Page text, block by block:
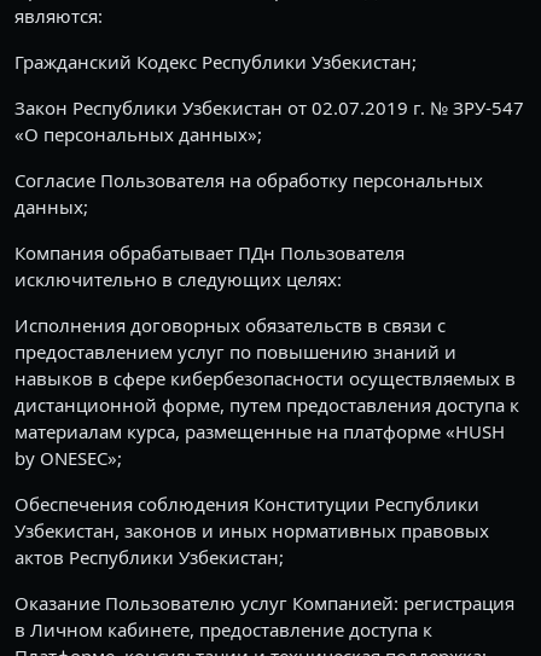
являются:
Гражданский Кодекс Республики Узбекистан;
Закон Республики Узбекистан от 02.07.2019 г. № ЗРУ-547
«О персональных данных»;
Согласие Пользователя на обработку персональных
данных;
Компания обрабатывает ПДн Пользователя
исключительно в следующих целях:
Исполнения договорных обязательств в связи с
предоставлением услуг по повышению знаний и
навыков в сфере кибербезопасности осуществляемых в
дистанционной форме, путем предоставления доступа к
материалам курса, размещенные на платформе «HUSH
by ONESEC»;
Обеспечения соблюдения Конституции Республики
Узбекистан, законов и иных нормативных правовых
актов Республики Узбекистан;
Оказание Пользователю услуг Компанией: регистрация
в Личном кабинете, предоставление доступа к